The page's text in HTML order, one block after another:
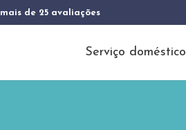
mais de 25 avaliações
Serviço doméstico